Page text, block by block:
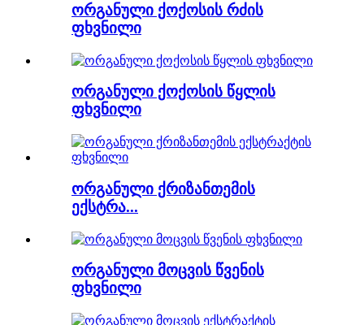
ორგანული ქოქოსის რძის
ფხვნილი
ორგანული ქოქოსის წყლის
ფხვნილი
ორგანული ქრიზანთემის
ექსტრა...
ორგანული მოცვის წვენის
ფხვნილი